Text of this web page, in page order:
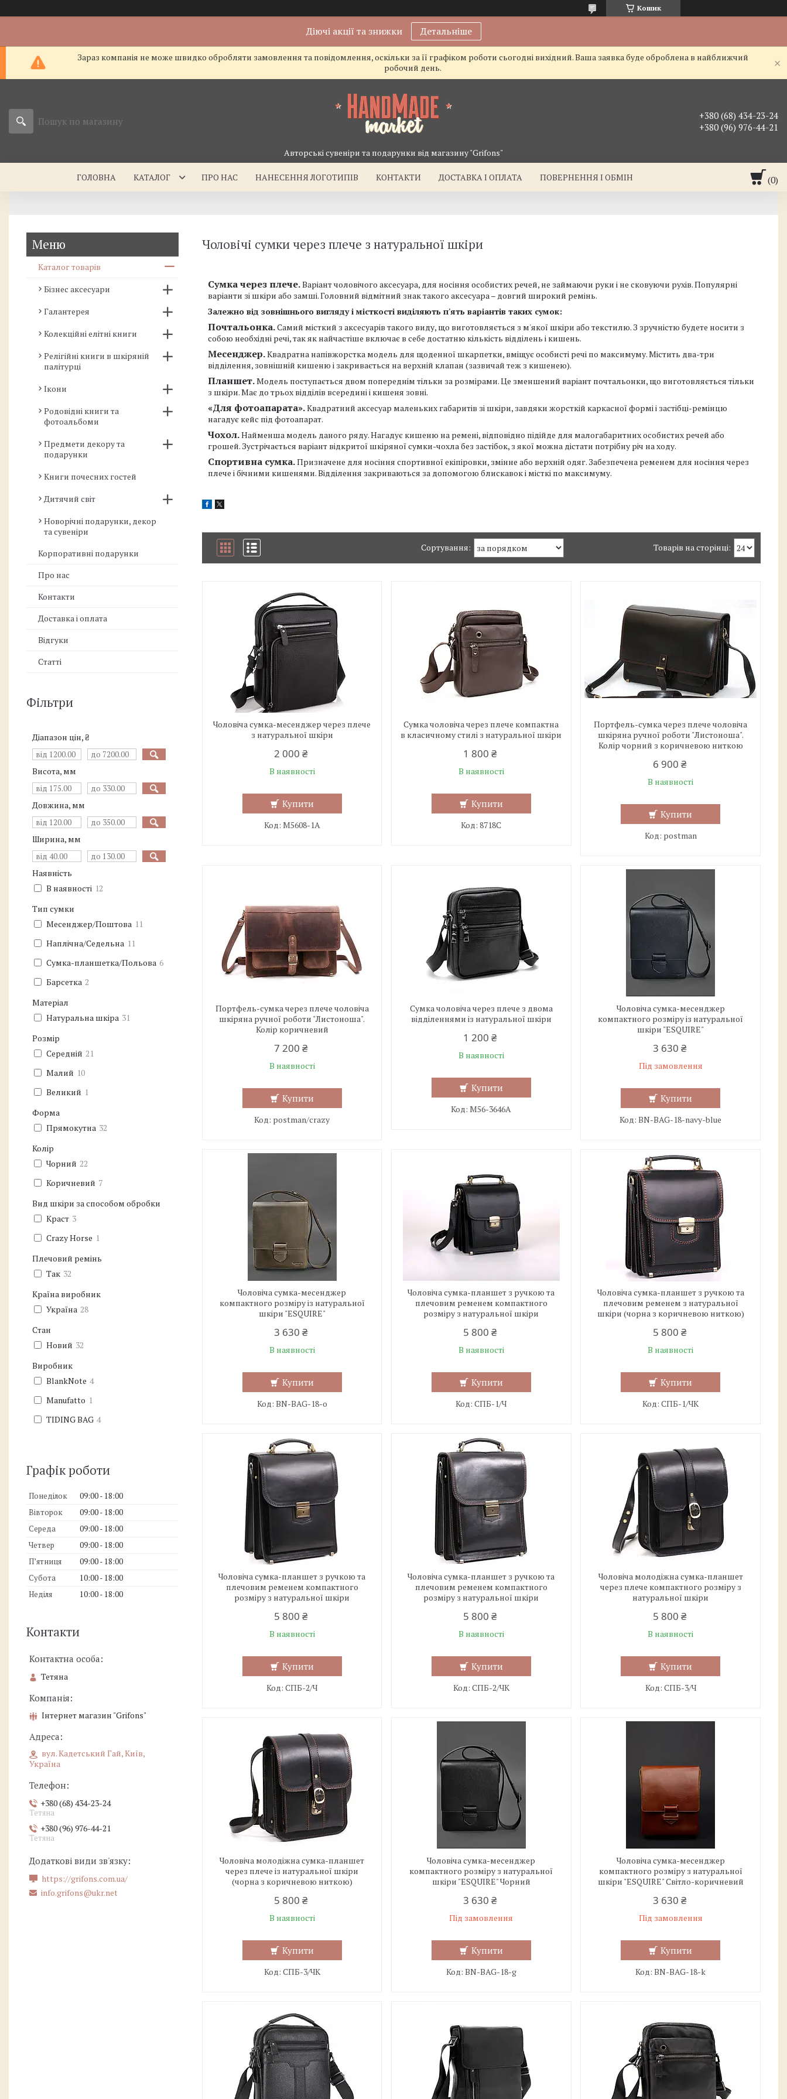
Кошик
Діючі акції та знижки Детальніше
Зараз компанія не може швидко обробляти замовлення та повідомлення, оскільки за її графіком роботи сьогодні вихідний. Ваша заявка буде оброблена в найближчий
робочий день.
Авторські сувеніри та подарунки від магазину "Grifons"
+380 (68) 434-23-24
+380 (96) 976-44-21
ГОЛОВНА КАТАЛОГ ПРО НАС НАНЕСЕННЯ ЛОГОТИПІВ КОНТАКТИ ДОСТАВКА І ОПЛАТА ПОВЕРНЕННЯ І ОБМІН
Чоловічі сумки через плече з натуральної шкіри
Сумка через плече.Варіант чоловічого аксесуара, для носіння особистих речей, не займаючи руки і не сковуючи рухів. Популярні
варіанти зі шкіри або замші. Головний відмітний знак такого аксесуара – довгий широкий ремінь.
Залежно від зовнішнього вигляду і місткості виділяють п'ять варіантів таких сумок:
Почтальонка.Самий місткий з аксесуарів такого виду, що виготовляється з м'якої шкіри або текстилю. З зручністю будете носити з
собою необхідні речі, так як найчастіше включає в себе достатню кількість відділень і кишень.
Месенджер.Квадратна напівжорстка модель для щоденної шкарпетки, вміщує особисті речі по максимуму. Містить два-три
відділення, зовнішній кишеню і закривається на верхній клапан (зазвичай теж з кишенею).
Планшет.Модель поступається двом попереднім тільки за розмірами. Це зменшений варіант почтальонки, що виготовляється тільки
з шкіри. Має до трьох відділів всередині і кишеня зовні.
«Для фотоапарата».Квадратний аксесуар маленьких габаритів зі шкіри, завдяки жорсткій каркасної формі і застібці-ремінцю
нагадує кейс під фотоапарат.
Чохол.Найменша модель даного ряду. Нагадує кишеню на ремені, відповідно підійде для малогабаритних особистих речей або
грошей. Зустрічається варіант відкритої шкіряної сумки-чохла без застібок, з якої можна дістати потрібну річ на ходу.
Спортивна сумка.Призначене для носіння спортивної екіпіровки, змінне або верхній одяг. Забезпечена ременем для носіння через
плече і бічними кишенями. Відділення закриваються за допомогою блискавок і місткі по максимуму.
Чоловіча сумка-месенджер через плече
з натуральної шкіри
2 000 ₴
В наявності
Купити
M5608-1A
Сумка чоловіча через плече компактна
в класичному стилі з натуральної шкіри
1 800 ₴
В наявності
Купити
8718C
Портфель-сумка через плече чоловіча
шкіряна ручної роботи "Листоноша".
Колір чорний з коричневою ниткою
6 900 ₴
В наявності
Купити
postman
Портфель-сумка через плече чоловіча
шкіряна ручної роботи "Листоноша".
Колір коричневий
7 200 ₴
В наявності
Купити
postman/crazy
Сумка чоловіча через плече з двома
відділеннями із натуральної шкіри
1 200 ₴
В наявності
Купити
M56-3646A
Чоловіча сумка-месенджер
компактного розміру із натуральної
шкіри "ESQUIRE"
3 630 ₴
Під замовлення
Купити
BN-BAG-18-navy-blue
Чоловіча сумка-месенджер
компактного розміру із натуральної
шкіри "ESQUIRE"
3 630 ₴
В наявності
Купити
BN-BAG-18-o
Чоловіча сумка-планшет з ручкою та
плечовим ременем компактного
розміру з натуральної шкіри
5 800 ₴
В наявності
Купити
СПБ-1/Ч
Чоловіча сумка-планшет з ручкою та
плечовим ременем з натуральної
шкіри (чорна з коричневою ниткою)
5 800 ₴
В наявності
Купити
СПБ-1/ЧК
Чоловіча сумка-планшет з ручкою та
плечовим ременем компактного
розміру з натуральної шкіри
5 800 ₴
В наявності
Купити
СПБ-2/Ч
Чоловіча сумка-планшет з ручкою та
плечовим ременем компактного
розміру з натуральної шкіри
5 800 ₴
В наявності
Купити
СПБ-2/ЧК
Чоловіча молодіжна сумка-планшет
через плече компактного розміру з
натуральної шкіри
5 800 ₴
В наявності
Купити
СПБ-3/Ч
Чоловіча молодіжна сумка-планшет
через плече із натуральної шкіри
(чорна з коричневою ниткою)
5 800 ₴
В наявності
Купити
СПБ-3/ЧК
Чоловіча сумка-месенджер
компактного розміру з натуральної
шкіри "ESQUIRE" Чорний
3 630 ₴
Під замовлення
Купити
BN-BAG-18-g
Чоловіча сумка-месенджер
компактного розміру з натуральної
шкіри "ESQUIRE" Світло-коричневий
3 630 ₴
Під замовлення
Купити
BN-BAG-18-k
Каталог товарів
Бізнес аксесуари
Галантерея
Колекційні елітні книги
Релігійні книги в шкіряній
палітурці
Ікони
Родовідні книги та
фотоальбоми
Предмети декору та
подарунки
Книги почесних гостей
Дитячий світ
Новорічні подарунки, декор
та сувеніри
Корпоративні подарунки
Про нас
Контакти
Доставка і оплата
Відгуки
Статті
Фільтри
Діапазон цін, ₴
Висота, мм
Довжина, мм
Ширина, мм
Наявність
В наявності 12
Тип сумки
Месенджер/Поштова 11
Наплічна/Седельна 11
Сумка-планшетка/Польова 6
Барсетка 2
Матеріал
Натуральна шкіра 31
Розмір
Середній 21
Малий 10
Великий 1
Форма
Прямокутна 32
Колір
Чорний 22
Коричневий 7
Вид шкіри за способом обробки
Краст 3
Crazy Horse 1
Плечовий ремінь
Так 32
Країна виробник
Україна 28
Стан
Новий 32
Виробник
BlankNote 4
Manufatto 1
TIDING BAG 4
Графік роботи
Понеділок 09:00
18:00
Вівторок
09:00
18:00
Середа
09:00
18:00
Четвер
09:00
18:00
Пʼятниця
09:00
18:00
Субота
10:00
18:00
Неділя
10:00 18:00
Контакти
Тетяна
Інтернет магазин "Grifons"
вул. Кадетський Гай, Київ,
Україна
+380 (68) 434-23-24
Тетяна
+380 (96) 976-44-21
Тетяна
https://grifons.com.ua/
info.grifons@ukr.net